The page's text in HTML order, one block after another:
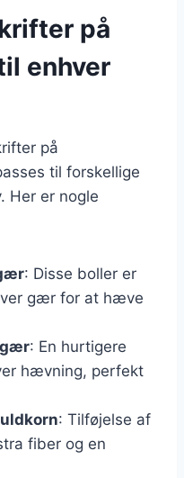
på
enhver
på
til forskellige
Her er nogle
: Disse boller er
gær for at hæve
gær: En hurtigere
hævning, perfekt
: Tilføjelse af
fiber og en